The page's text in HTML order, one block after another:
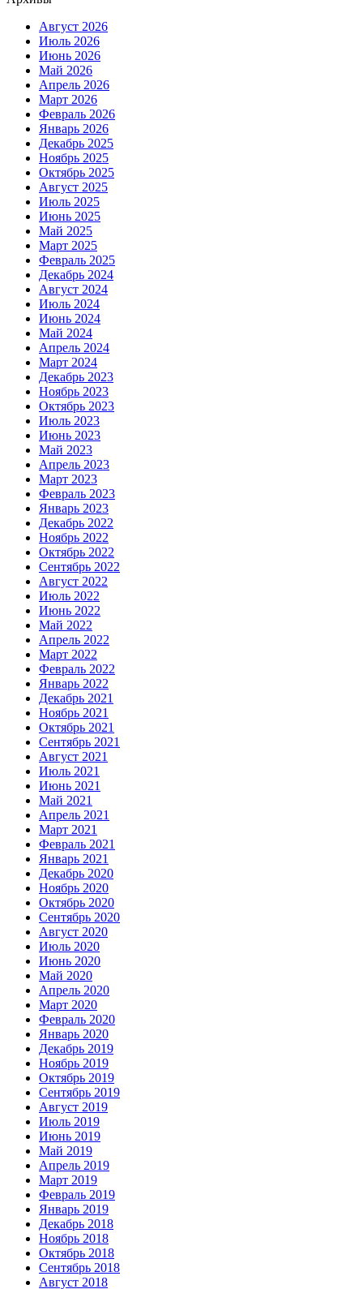
Август 2026
Июль 2026
Июнь 2026
Май 2026
Апрель 2026
Март 2026
Февраль 2026
Январь 2026
Декабрь 2025
Ноябрь 2025
Октябрь 2025
Август 2025
Июль 2025
Июнь 2025
Май 2025
Март 2025
Февраль 2025
Декабрь 2024
Август 2024
Июль 2024
Июнь 2024
Май 2024
Апрель 2024
Март 2024
Декабрь 2023
Ноябрь 2023
Октябрь 2023
Июль 2023
Июнь 2023
Май 2023
Апрель 2023
Март 2023
Февраль 2023
Январь 2023
Декабрь 2022
Ноябрь 2022
Октябрь 2022
Сентябрь 2022
Август 2022
Июль 2022
Июнь 2022
Май 2022
Апрель 2022
Март 2022
Февраль 2022
Январь 2022
Декабрь 2021
Ноябрь 2021
Октябрь 2021
Сентябрь 2021
Август 2021
Июль 2021
Июнь 2021
Май 2021
Апрель 2021
Март 2021
Февраль 2021
Январь 2021
Декабрь 2020
Ноябрь 2020
Октябрь 2020
Сентябрь 2020
Август 2020
Июль 2020
Июнь 2020
Май 2020
Апрель 2020
Март 2020
Февраль 2020
Январь 2020
Декабрь 2019
Ноябрь 2019
Октябрь 2019
Сентябрь 2019
Август 2019
Июль 2019
Июнь 2019
Май 2019
Апрель 2019
Март 2019
Февраль 2019
Январь 2019
Декабрь 2018
Ноябрь 2018
Октябрь 2018
Сентябрь 2018
Август 2018